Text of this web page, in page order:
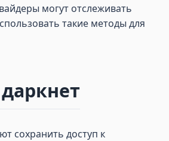
могут отслеживать
такие методы для
сохранить доступ к